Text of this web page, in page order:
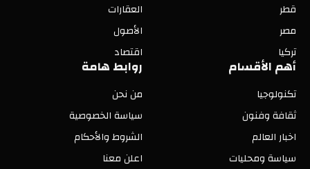
قطر
مصر
تركيا
العقارات
الأصول
اقتصاد
أهم الأقسام
تكنولوجيا
ثقافة وفنون
اخبار العالم
سياسة ومحليات
روابط هامة
من نحن
سياسة الخصوصية
الشروط والأحكام
اعلن معنا